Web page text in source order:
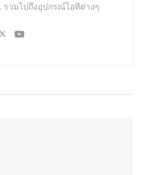
วมไปถึงอุปกรณ์ไอทีต่างๆ